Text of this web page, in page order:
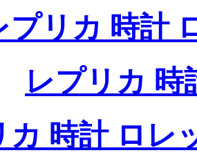
プリカ 時計
レプリカ 時
カ 時計 ロレ